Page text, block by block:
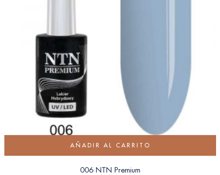
AÑADIR AL CARRITO
006 NTN Premium